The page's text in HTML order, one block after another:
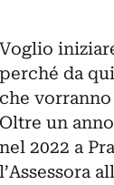
Voglio
perché da
che
Oltre un
nel 2022 a
l’Assessora